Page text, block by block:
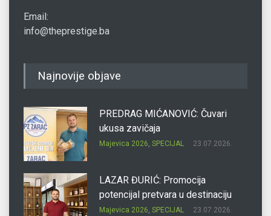
Email:
info@theprestige.ba
Najnovije objave
PREDRAG MIĆANOVIĆ: Čuvari
ukusa zavičaja
Majevica 2026, SPECIJAL 23.07.2026.
LAZAR ĐURIĆ: Promocija
potencijal pretvara u destinaciju
Majevica 2026, SPECIJAL 23.07.2026.